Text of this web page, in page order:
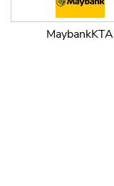
MaybankKTA